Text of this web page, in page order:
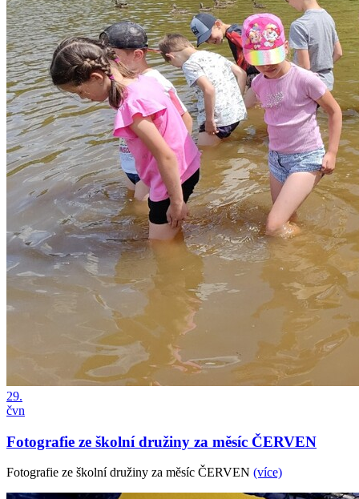
29.
čvn
Fotografie ze školní družiny za měsíc ČERVEN
Fotografie ze školní družiny za měsíc ČERVEN (více)